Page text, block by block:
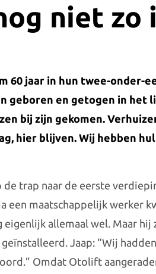
niet zo
60 jaar in hun twee-onder-
geboren en getogen in het
bij zijn gekomen.
hier blijven. Wij hebben
trap naar de eerste
een maatschappelijk werker
allemaal wel. Maar hij
Jaap: “Wij
Omdat Otolift